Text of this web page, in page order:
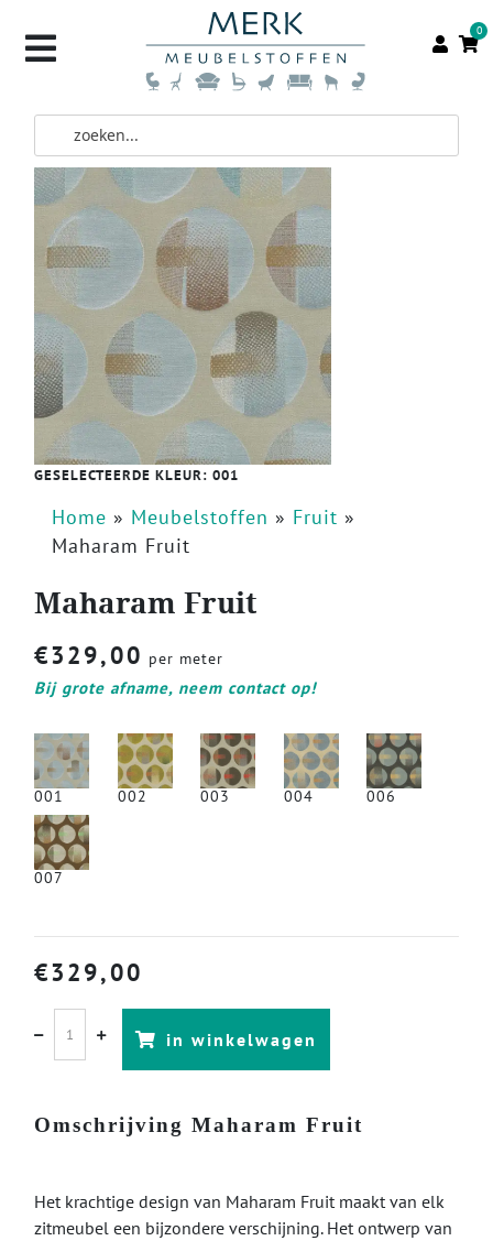
0
GESELECTEERDE KLEUR: 001
Home » Meubelstoffen » Fruit »
Maharam Fruit
Maharam Fruit
€329,00 per meter
Bij grote afname, neem contact op!
001 002 003 004 006
007
€329,00
in winkelwagen
Omschrijving Maharam Fruit
Het krachtige design van Maharam Fruit maakt van elk
zitmeubel een bijzondere verschijning. Het ontwerp van